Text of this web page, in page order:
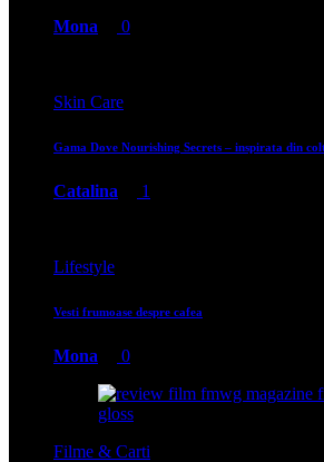
Mona 0
Skin Care
Gama Dove Nourishing Secrets – inspirata din
Catalina 1
Lifestyle
Vesti frumoase despre cafea
Mona 0
Filme & Carti